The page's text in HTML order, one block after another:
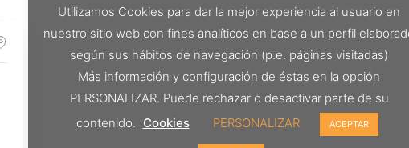
Utilizamos Cookies para dar la mejor experiencia al usuario en
nuestro sitio web con fines analíticos en base a un perfil
según sus hábitos de navegación (p.e. páginas visitadas)
Más información y configuración de éstas en la opción
PERSONALIZAR. Puede rechazar o desactivar parte de su
contenido. Cookies PERSONALIZAR ACEPTAR